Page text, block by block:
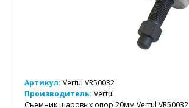
Артикул: Vertul VR50032
Производитель: Vertul
Съемник шаровых опор 20мм Vertul VR50032